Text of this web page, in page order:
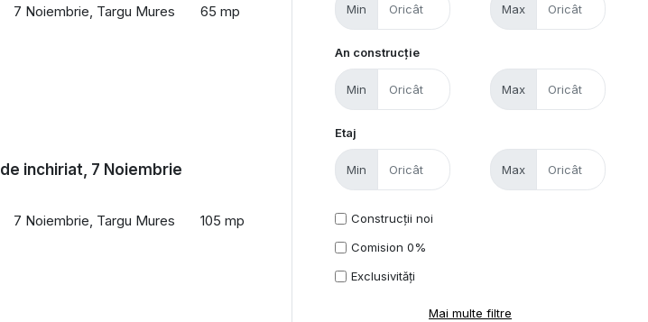
7 Noiembrie, Targu Mures 65 mp
inchiriat, 7 Noiembrie
7 Noiembrie, Targu Mures 105 mp
Min Max
An construcție
Min Max
Etaj
Min Max
Construcții noi
Comision 0%
Exclusivități
Mai multe filtre